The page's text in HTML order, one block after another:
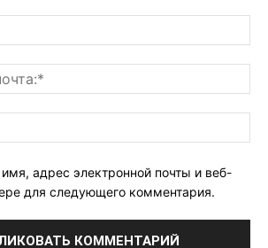
адрес электронной почты и веб-
для следующего комментария.